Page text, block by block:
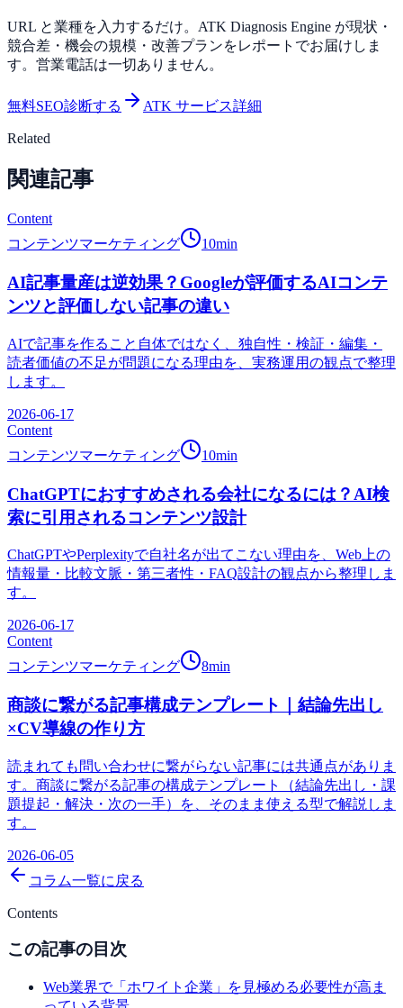
URL と業種を入力するだけ。ATK Diagnosis Engine が現状・
競合差・機会の規模・改善プランをレポートでお届けしま
す。営業電話は一切ありません。
無料SEO診断する ATK サービス詳細
Related
関連記事
Content
コンテンツマーケティング
10min
AI記事量産は逆効果？Googleが評価するAIコンテ
ンツと評価しない記事の違い
AIで記事を作ること自体ではなく、独自性・検証・編集・
読者価値の不足が問題になる理由を、実務運用の観点で整理
します。
2026-06-17
Content
コンテンツマーケティング
10min
ChatGPTにおすすめされる会社になるには？AI検
索に引用されるコンテンツ設計
ChatGPTやPerplexityで自社名が出てこない理由を、Web上の
情報量・比較文脈・第三者性・FAQ設計の観点から整理しま
す。
2026-06-17
Content
コンテンツマーケティング
8min
商談に繋がる記事構成テンプレート｜結論先出し
×CV導線の作り方
読まれても問い合わせに繋がらない記事には共通点がありま
す。商談に繋がる記事の構成テンプレート（結論先出し・課
題提起・解決・次の一手）を、そのまま使える型で解説しま
す。
2026-06-05
コラム一覧に戻る
Contents
この記事の目次
Web業界で「ホワイト企業」を見極める必要性が高ま